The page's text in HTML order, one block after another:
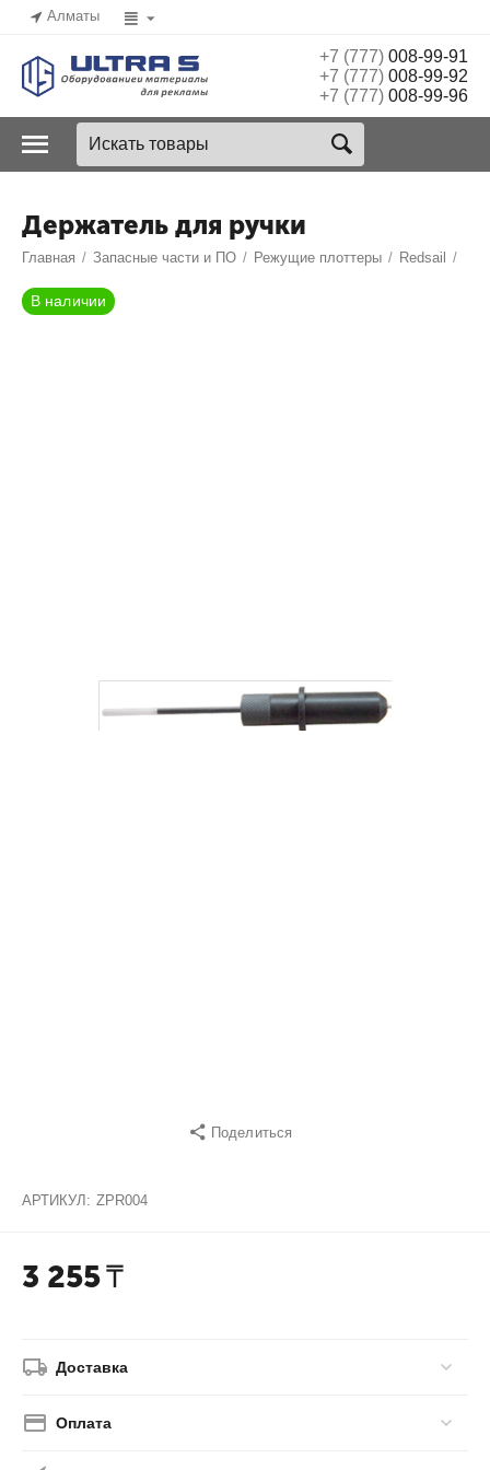
Алматы
+7 (777)008-99-91
+7 (777)008-99-92
+7 (777)008-99-96
Держатель для ручки
Главная / Запасные части и ПО / Режущие плоттеры / Redsail /
В наличии
Поделиться
АРТИКУЛ: ZPR004
3 255₸
Доставка
Оплата